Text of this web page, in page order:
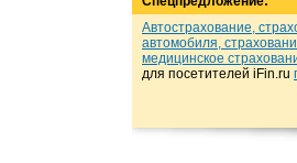
Автострахование,
автомобиля,
медицинское
для посетителей iFin.ru